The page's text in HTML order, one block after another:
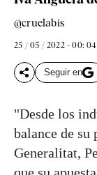
@cruelabis
25 / 05 / 2022 - 00: 04
Seguir en
"Desde los
balance de su
Generalitat,
que su